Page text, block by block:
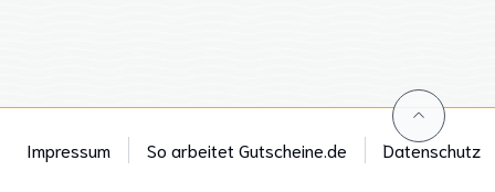
Impressum So arbeitet Gutscheine.de Datenschutz